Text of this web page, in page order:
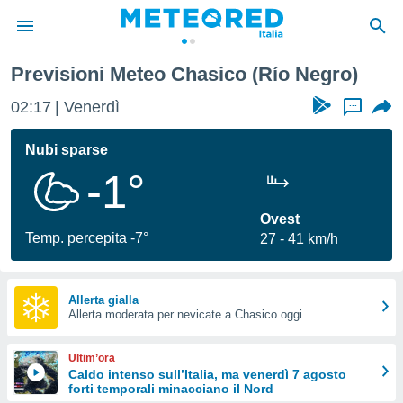
di
per
le
di
Web
le
Previsioni Meteo Chasico (Río Negro)
02:17 Venerdì ...
Nubi sparse
-1°
Temp. percepita -7°
Ovest
27
41 km/h
Allerta gialla
Allerta moderata per nevicate a Chasico oggi
Ultim’ora
Caldo intenso sull’Italia, ma venerdì 7 agosto
forti temporali minacciano il Nord